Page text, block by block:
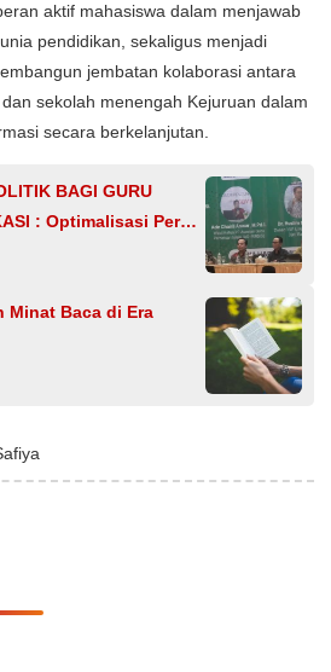
aktif mahasiswa dalam menjawab
pendidikan, sekaligus menjadi
jembatan kolaborasi antara
sekolah menengah Kejuruan dalam
secara berkelanjutan.
BAGI GURU
: Optimalisasi Peran
Nilai-Nilai
Minat Baca di Era